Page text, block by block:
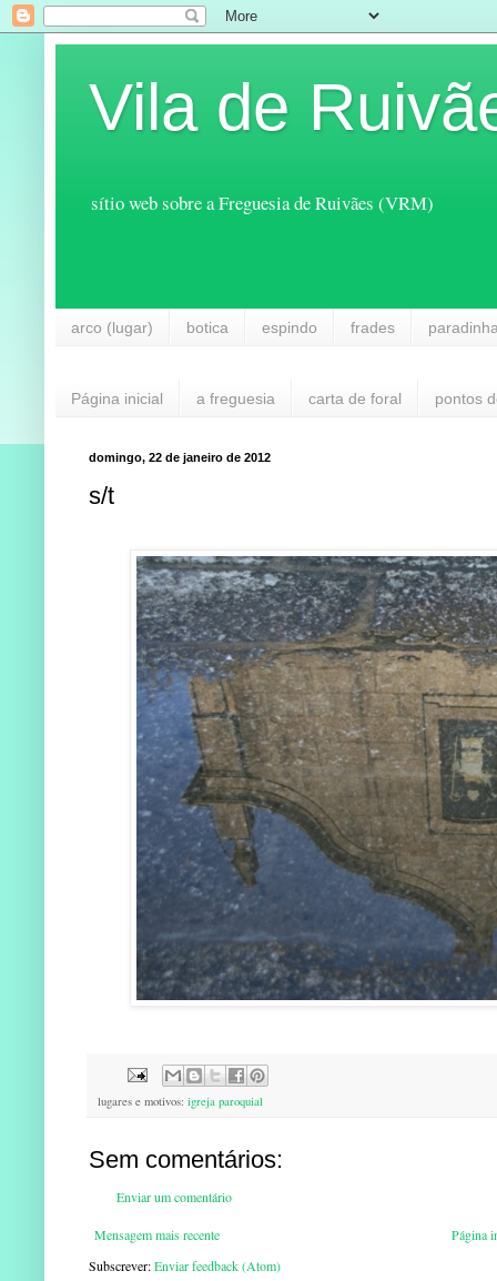
Vila de
sítio web sobre a Freguesia de Ruivães (VRM)
arco (lugar) botica espindo frades
Página inicial a freguesia carta de foral pontos
domingo, 22 de janeiro de 2012
s/t
lugares e motivos: igreja paroquial
Sem comentários:
Enviar um comentário
Mensagem mais recente
Página
Subscrever:Enviar feedback (Atom)